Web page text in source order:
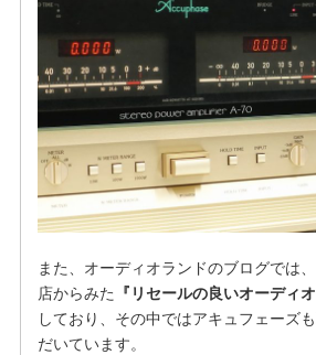
また、オーディオランドのブログでは
店からみた
『リセールの良いオーディ
しており、その中ではアキュフェーズ
だいています。